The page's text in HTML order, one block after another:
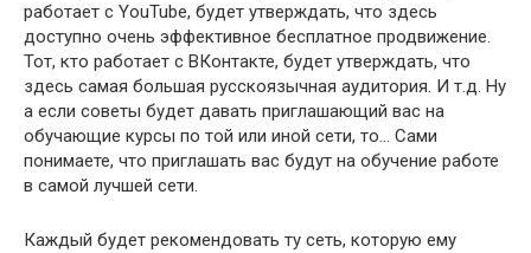
работает c YouTube, будет утверждать, что здесь
доступно очень эффективное бесплатное продвижение.
Тот, кто работает с ВКонтакте, будет утверждать, что
здесь самая большая русскоязычная аудитория. И т.д. Ну
а если советы будет давать приглашающий вас на
обучающие курсы по той или иной сети, то… Сами
понимаете, что приглашать вас будут на обучение работе
в самой лучшей сети.
Каждый будет рекомендовать ту сеть, которую ему